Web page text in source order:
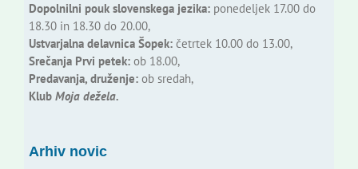
Dopolnilni pouk slovenskega jezika:ponedeljek 17.00 do
18.30 in 18.30 do 20.00,
Ustvarjalna delavnica Šopek:četrtek 10.00 do 13.00,
Srečanja Prvi petek:ob 18.00,
Predavanja, druženje:ob sredah,
Klub Moja dežela.
Arhiv novic